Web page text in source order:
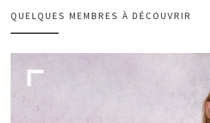
QUELQUES MEMBRES À DÉCOUVRIR